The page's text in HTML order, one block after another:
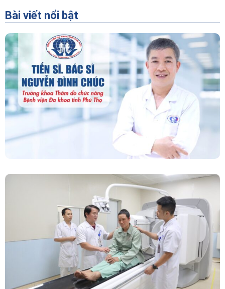
Bài viết nổi bật
“Người Dẫn Đường” Của Khoa Thăm Dò Chức
Năng – Bệnh Viện Đa Khoa Tỉnh Phú Thọ
Chính Thức Vận Hành Máy Xạ Hình Thế Hệ
Mới Spect/CT Trong Chẩn Đoán Và Điều Trị
Ung Thư Tại Bệnh Viện Đa Khoa Tỉnh Phú Thọ